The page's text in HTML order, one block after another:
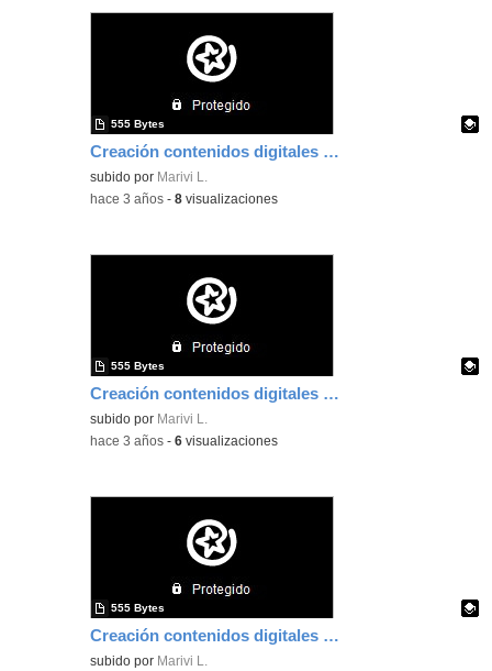
Creación contenidos digitales Power Point
Contenido educativo.
subido por Marivi L.
555 Bytes
-hace 3 años -8 visualizaciones
Creación contenidos digitales Canva
Contenido educativo.
subido por Marivi L.
555 Bytes
-hace 3 años -6 visualizaciones
Creación contenidos digitales Kahoot
Contenido educativo.
subido por Marivi L.
555 Bytes